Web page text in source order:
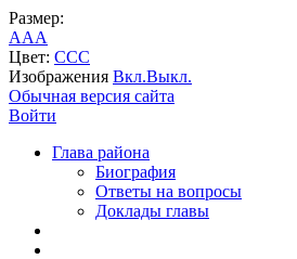
Размер:
AAA
Цвет: CCC
Изображения Вкл.Выкл.
Обычная версия сайта
Войти
Глава района
Биография
Ответы на вопросы
Доклады главы